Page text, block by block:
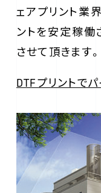
ェアプリント業
ントを安定稼働
させて頂きます。
DTFプリントで